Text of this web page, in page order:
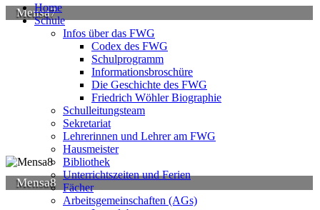
Mensa7
Mensa8
Home
Schule
Infos über das FWG
Codex des FWG
Schulprogramm
Informationsbroschüre
Die Geschichte des FWG
Friedrich Wöhler Biographie
Schulleitungsteam
Sekretariat
Lehrerinnen und Lehrer am FWG
Hausmeister
Bibliothek
Unterrichtszeiten und Ferien
Fächer
Arbeitsgemeinschaften (AGs)